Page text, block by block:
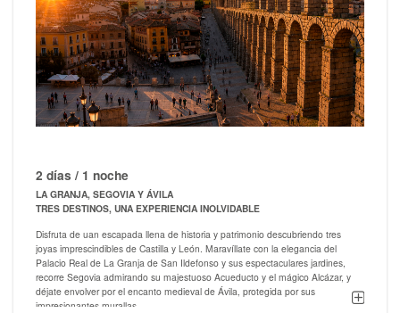
2 días / 1 noche
LA GRANJA, SEGOVIA Y ÁVILA
TRES DESTINOS, UNA EXPERIENCIA INOLVIDABLE
Disfruta de uan escapada llena de historia y patrimonio descubriendo tres
joyas imprescindibles de Castilla y León. Maravíllate con la elegancia del
Palacio Real de La Granja de San Ildefonso y sus espectaculares jardines,
recorre Segovia admirando su majestuoso Acueducto y el mágico Alcázar, y
déjate envolver por el encanto medieval de Ávila, protegida por sus
impresionantes murallas.